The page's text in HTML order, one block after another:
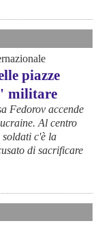
piazze
militare
Fedorov accende
Al centro
c'è la
di sacrificare